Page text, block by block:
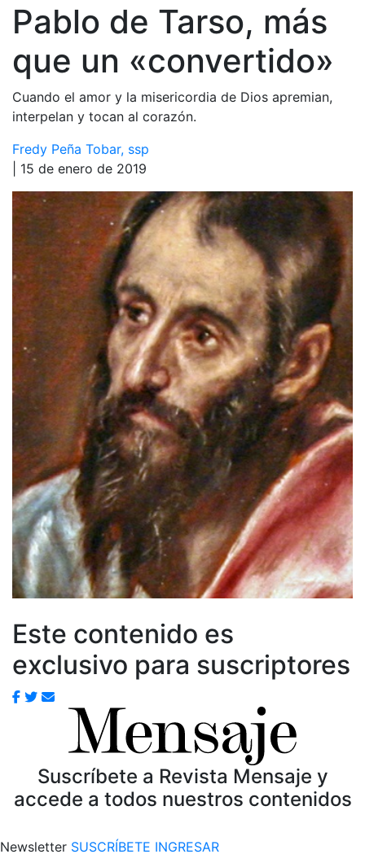
Pablo de Tarso, más
que un «convertido»
Cuando el amor y la misericordia de Dios apremian,
interpelan y tocan al corazón.
Fredy Peña Tobar, ssp
| 15 de enero de 2019
Este contenido es
exclusivo para suscriptores
Suscríbete a Revista Mensaje y
accede a todos nuestros contenidos
Newsletter SUSCRÍBETE INGRESAR